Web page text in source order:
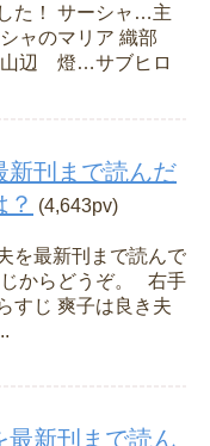
た！ サーシャ…主
ャのマリア 織部
山辺 燈…サブヒロ
新刊まで読んだ
(4,643pv)
を最新刊まで読んで
からどうぞ。 右手
すじ 爽子は良き夫
最新刊まで読ん